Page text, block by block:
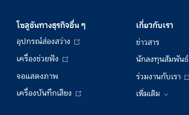
โซลูชันทางธุรกิจอื่น ๆ
อุปกรณ์ส่องสว่าง
เครื่องช่วยฟัง
จอแสดงภาพ
เครื่องบันทึกเสียง
เกี่ยวกับเรา
ข่าวสาร
นักลงทุนสัมพันธ์
ร่วมงานกับเรา
เพิ่มเติม